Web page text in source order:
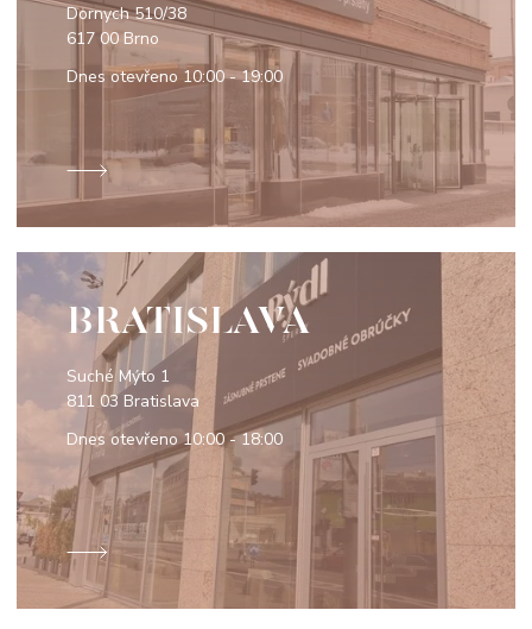
Dornych 510/38
617 00 Brno
Dnes otevřeno 10:00 - 19:00
BRATISLAVA
Suché Mýto 1
811 03 Bratislava
Dnes otevřeno10:00 - 18:00